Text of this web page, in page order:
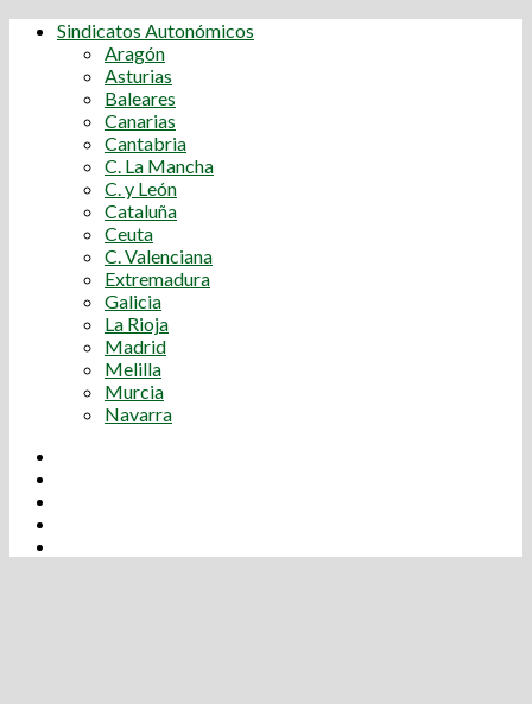
Sindicatos Autonómicos
Aragón
Asturias
Baleares
Canarias
Cantabria
C. La Mancha
C. y León
Cataluña
Ceuta
C. Valenciana
Extremadura
Galicia
La Rioja
Madrid
Melilla
Murcia
Navarra
fb